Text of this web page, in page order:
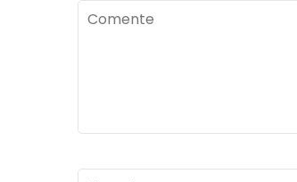
Comente